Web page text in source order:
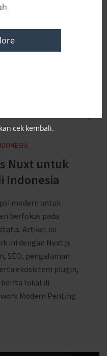
Nuxt untuk
Indonesia
modern untuk
berfokus pada
Artikel ini
ini dengan Next.js
SEO, pengalaman
ekosistem plugin,
berita lokal di
Modern Penting
cek kembali.